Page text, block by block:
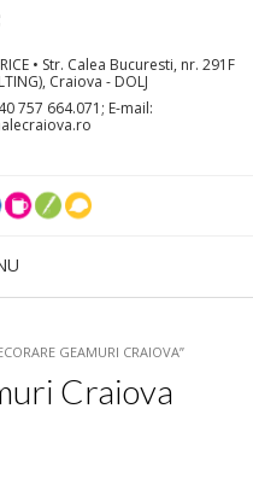
• Str. Calea Bucuresti, nr. 291F
Craiova - DOLJ
757 664.071; E-mail:
GEAMURI CRAIOVA”
Craiova